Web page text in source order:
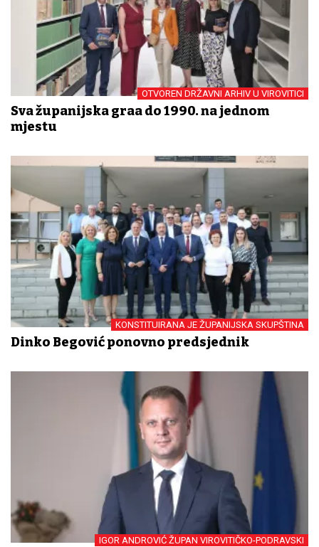
OTVOREN DRŽAVNI ARHIV U VIROVITICI
Sva županijska građa do 1990. na jednom
mjestu
KONSTITUIRANA JE ŽUPANIJSKA SKUPŠTINA
Dinko Begović ponovno predsjednik
IGOR ANDROVIĆ ŽUPAN VIROVITIČKO-PODRAVSKI